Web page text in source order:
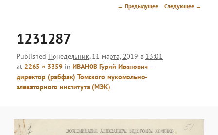
Навигация
← Предыдущее Следующее →
1231287
Published Понедельник, 11 марта, 2019 в 13:01
at 2265 × 3359 inИВАНОВ Гурий Иванович –
директор (рабфак) Томского мукомольно-
элеваторного института (МЭК)